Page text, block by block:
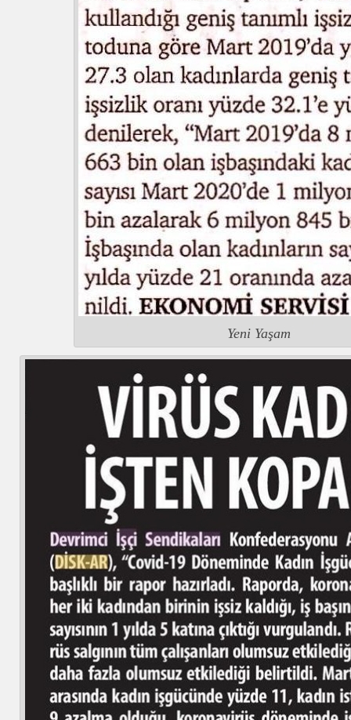
Yeni Yaşam